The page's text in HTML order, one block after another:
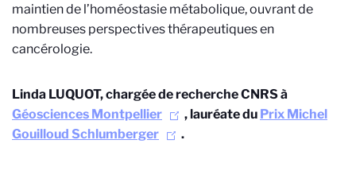
maintien de l’homéostasie métabolique, ouvrant de
nombreuses perspectives thérapeutiques en
cancérologie.
Linda LUQUOT, chargée de recherche CNRS à
Géosciences Montpellier
, lauréate du Prix Michel
Gouilloud Schlumberger
.